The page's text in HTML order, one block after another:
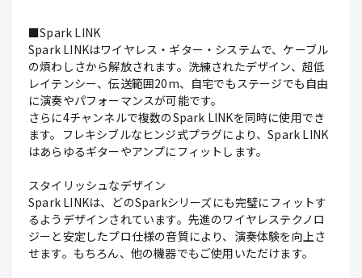
■Spark LINK
Spark LINKはワイヤレス・ギター・システムで、ケーブル
の煩わしさから解放されます。洗練されたデザイン、超低
レイテンシー、伝送範囲20m、自宅でもステージでも自由
に演奏やパフォーマンスが可能です。
さらに4チャンネルで複数のSpark LINKを同時に使用でき
ます。フレキシブルなヒンジ式プラグにより、Spark LINK
はあらゆるギターやアンプにフィットします。
スタイリッシュなデザイン
Spark LINKは、どのSparkシリーズにも完璧にフィットす
るようデザインされています。先進のワイヤレステクノロ
ジーと安定したプロ仕様の音質により、演奏体験を向上さ
せます。もちろん、他の機器でもご使用いただけます。